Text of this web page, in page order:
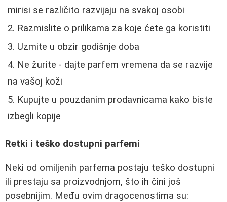
mirisi se različito razvijaju na svakoj osobi
Razmislite o prilikama za koje ćete ga koristiti
Uzmite u obzir godišnje doba
Ne žurite - dajte parfem vremena da se razvije
na vašoj koži
Kupujte u pouzdanim prodavnicama kako biste
izbegli kopije
Retki i teško dostupni parfemi
Neki od omiljenih parfema postaju teško dostupni
ili prestaju sa proizvodnjom, što ih čini još
posebnijim. Među ovim dragocenostima su: